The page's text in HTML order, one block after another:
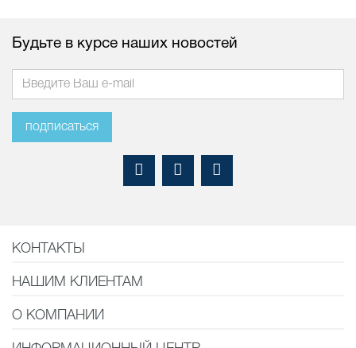
Будьте в курсе наших новостей
подписаться
КОНТАКТЫ
НАШИМ КЛИЕНТАМ
О КОМПАНИИ